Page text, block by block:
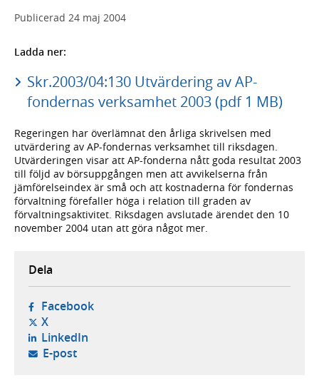
Publicerad 24 maj 2004
Ladda ner:
Skr.2003/04:130 Utvärdering av AP-
fondernas verksamhet 2003 (pdf 1 MB)
Regeringen har överlämnat den årliga skrivelsen med
utvärdering av AP-fondernas verksamhet till riksdagen.
Utvärderingen visar att AP-fonderna nått goda resultat 2003
till följd av börsuppgången men att avvikelserna från
jämförelseindex är små och att kostnaderna för fondernas
förvaltning förefaller höga i relation till graden av
förvaltningsaktivitet. Riksdagen avslutade ärendet den 10
november 2004 utan att göra något mer.
Dela
Facebook- öppnas i ny flik, extern webbplats,
X- öppnas i ny flik, extern webbplats,
LinkedIn- öppnas i ny flik, extern webbplats,
E-post- öppnar din e-postklient,